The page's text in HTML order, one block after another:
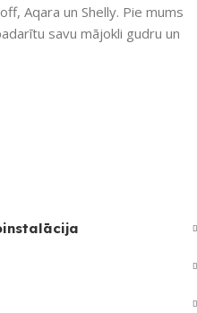
ZĪMOLS Nous
Aqara un Shelly. Pie mums
savu mājokli gudru un